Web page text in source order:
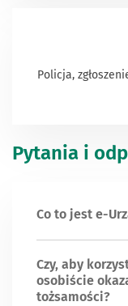
Policja,
Pytania i
Co to jest e-
Czy, aby
osobiście
tożsamości?